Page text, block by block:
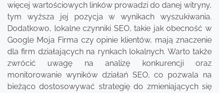
więcej wartościowych linków prowadzi do danej witryny,
tym wyższa jej pozycja w wynikach wyszukiwania.
Dodatkowo, lokalne czynniki SEO, takie jak obecność w
Google Moja Firma czy opinie klientów, mają znaczenie
dla firm działających na rynkach lokalnych. Warto także
zwrócić uwagę na analizę konkurencji oraz
monitorowanie wyników działań SEO, co pozwala na
bieżąco dostosowywać strategię do zmieniających się